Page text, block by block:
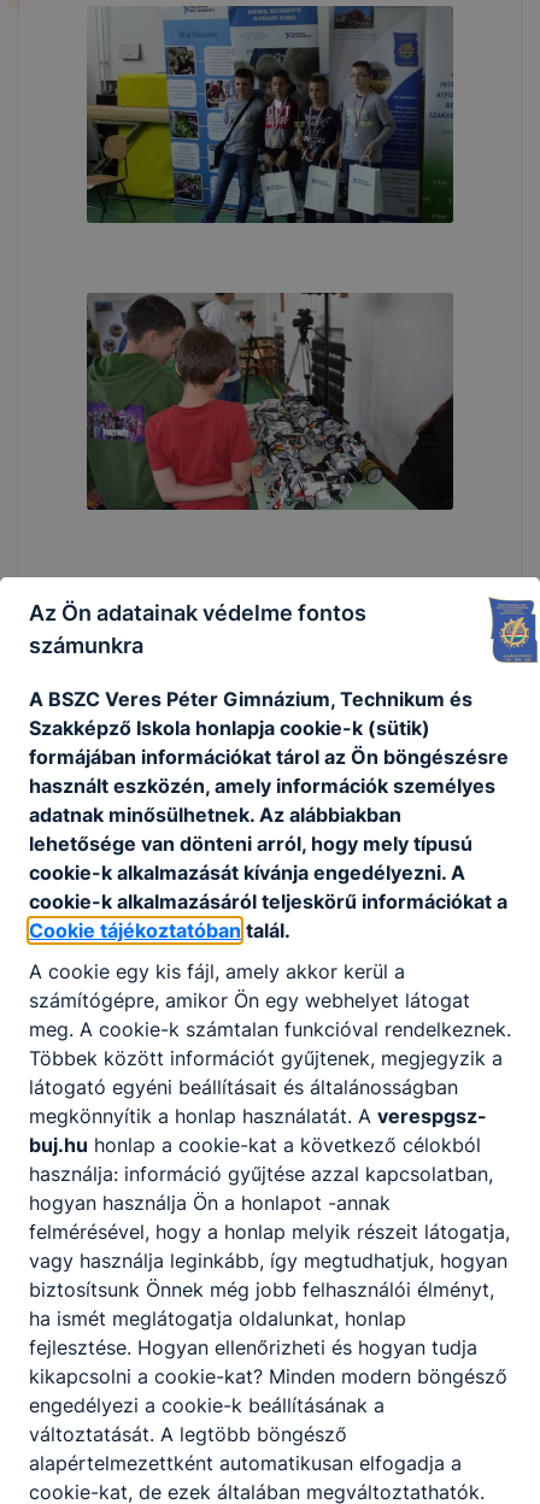
Az Ön adatainak védelme fontos
számunkra
A BSZC Veres Péter Gimnázium, Technikum és
Szakképző Iskola honlapja cookie-k (sütik)
formájában információkat tárol az Ön böngészésre
használt eszközén, amely információk személyes
adatnak minősülhetnek. Az alábbiakban
lehetősége van dönteni arról, hogy mely típusú
cookie-k alkalmazását kívánja engedélyezni. A
cookie-k alkalmazásáról teljeskörű információkat a
Cookie tájékoztatóban talál.
A cookie egy kis fájl, amely akkor kerül a
számítógépre, amikor Ön egy webhelyet látogat
meg. A cookie-k számtalan funkcióval rendelkeznek.
Többek között információt gyűjtenek, megjegyzik a
látogató egyéni beállításait és általánosságban
megkönnyítik a honlap használatát. A verespgsz-
buj.hu honlap a cookie-kat a következő célokból
használja: információ gyűjtése azzal kapcsolatban,
hogyan használja Ön a honlapot -annak
felmérésével, hogy a honlap melyik részeit látogatja,
vagy használja leginkább, így megtudhatjuk, hogyan
biztosítsunk Önnek még jobb felhasználói élményt,
ha ismét meglátogatja oldalunkat, honlap
fejlesztése. Hogyan ellenőrizheti és hogyan tudja
kikapcsolni a cookie-kat? Minden modern böngésző
engedélyezi a cookie-k beállításának a
változtatását. A legtöbb böngésző
alapértelmezettként automatikusan elfogadja a
cookie-kat, de ezek általában megváltoztathatók.